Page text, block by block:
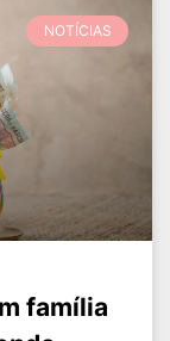
NOTÍCIAS
família